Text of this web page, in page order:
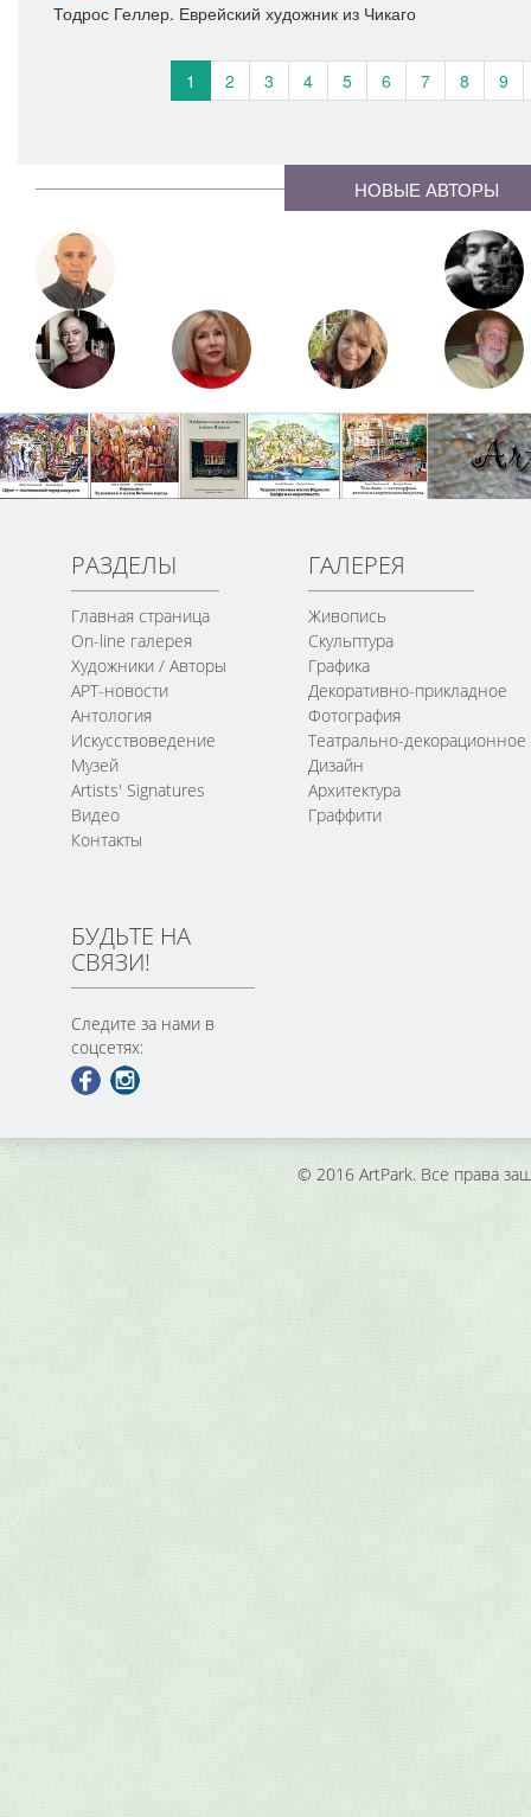
Тодрос Геллер. Еврейский художник из Чикаго
1 2 3 4 5 6 7 8 9
НОВЫЕ АВТОРЫ
РАЗДЕЛЫ
Главная страница
On-line галерея
Художники / Авторы
АРТ-новости
Антология
Искусствоведение
Музей
Artists' Signatures
Видео
Контакты
ГАЛЕРЕЯ
Живопись
Скульптура
Графика
Декоративно-прикладное
Фотография
Театрально-декорационное
Дизайн
Архитектура
Граффити
БУДЬТЕ НА
СВЯЗИ!
Следите за нами в
соцсетях:
© 2016 ArtPark. Все права